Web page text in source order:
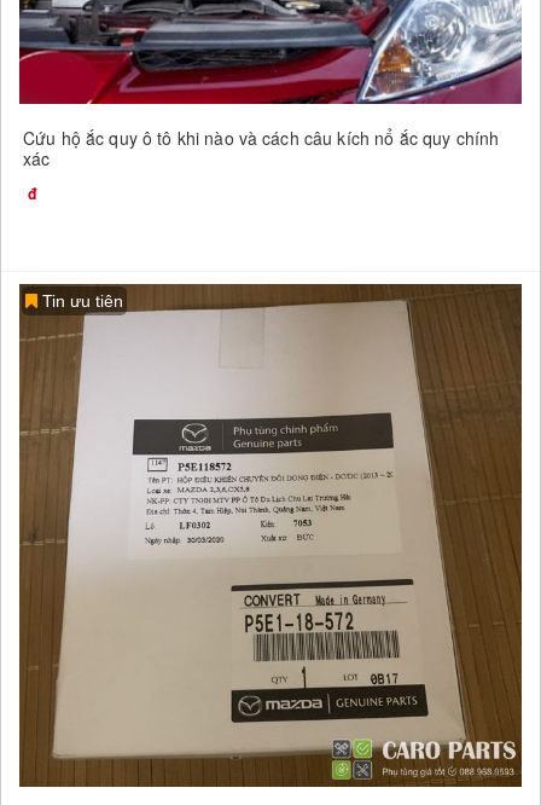
Cứu hộ ắc quy ô tô khi nào và cách câu kích nổ ắc quy chính
xác
Tin ưu tiên